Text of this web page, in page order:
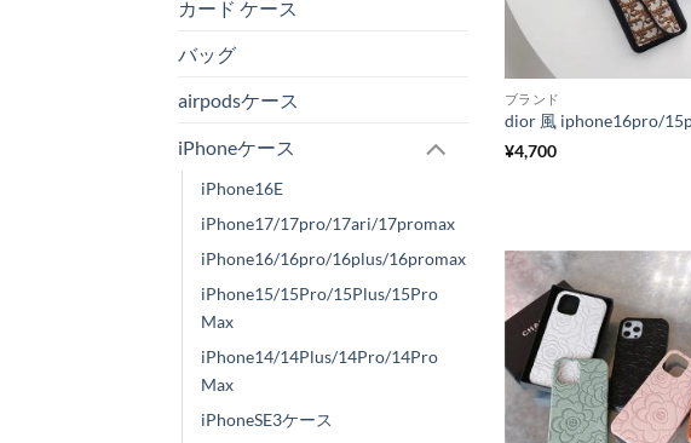
カード ケース
バッグ
airpodsケース
iPhoneケース
iPhone16E
iPhone17/17pro/17ari/17promax
iPhone16/16pro/16plus/16promax
iPhone15/15Pro/15Plus/15Pro
Max
iPhone14/14Plus/14Pro/14Pro
Max
iPhoneSE3ケース
ブランド
¥4,700